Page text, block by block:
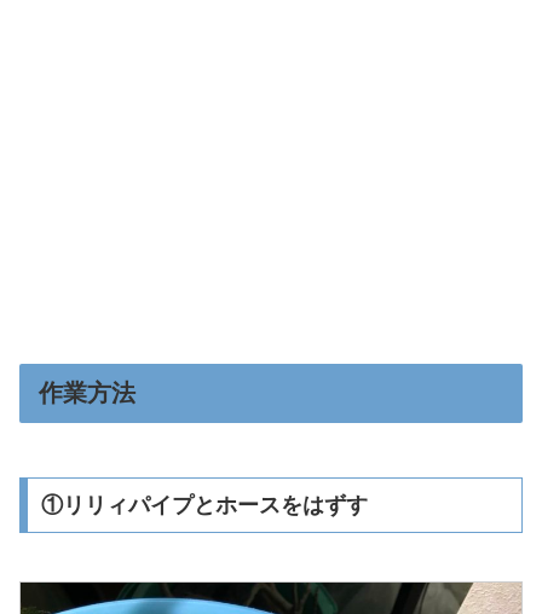
作業方法
①リリィパイプとホースをはずす